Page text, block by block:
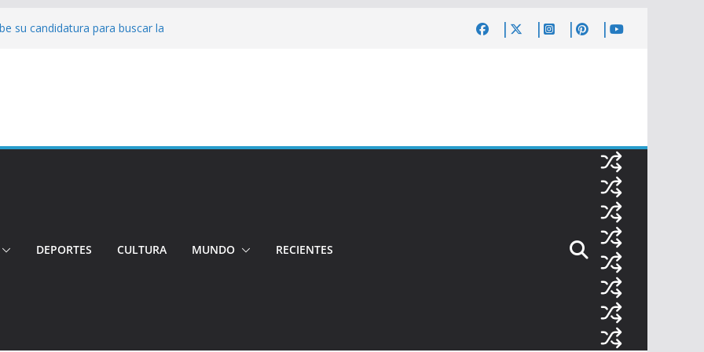
su candidatura para buscar la
Investigan crimen de un hombre en el
e incidentes marcaron la
DEPORTES CULTURA MUNDO RECIENTES